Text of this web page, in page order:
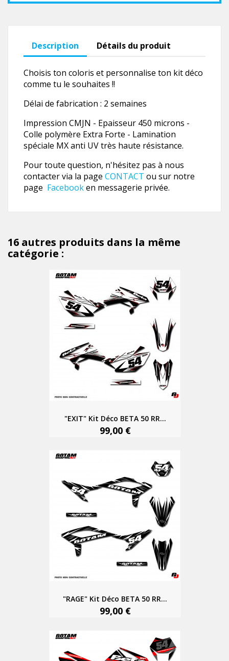
Description Détails du produit
Choisis ton coloris et personnalise ton kit déco
comme tu le souhaites !!
Délai de fabrication : 2 semaines
Impression CMJN - Epaisseur 450 microns -
Colle polymère Extra Forte - Lamination
spéciale MX anti UV très haute résistance.
Pour toute question, n'hésitez pas à nous
contacter via la page CONTACT ou sur notre
page Facebooken messagerie privée.
16 autres produits dans la même
catégorie :
"EXIT" Kit Déco BETA 50 RR...
99,00 €
"RAGE" Kit Déco BETA 50 RR...
99,00 €